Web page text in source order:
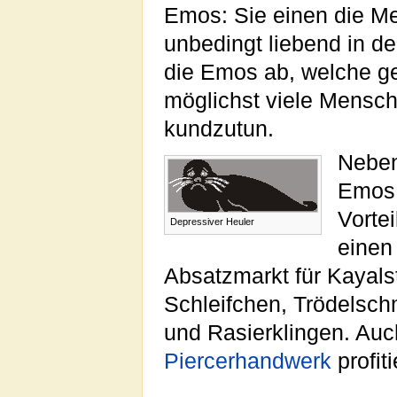
Emos: Sie einen die
unbedingt liebend in
die Emos ab, welche
möglichst viele
kundzutun.
Depressiver Heuler
Absatzmarkt für
Schleifchen,
und Rasierklingen.
Piercerhandwerk